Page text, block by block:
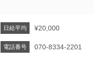
日給平均 ¥20,000
電話番号 070-8334-2201